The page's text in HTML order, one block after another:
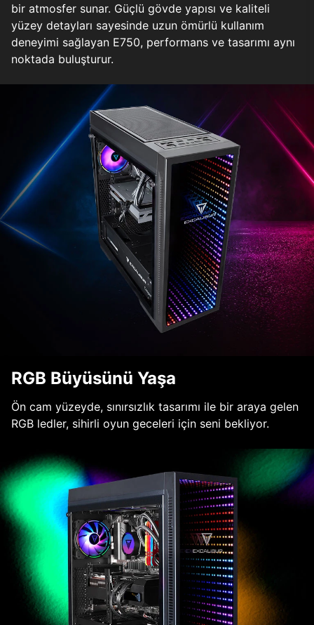
bir atmosfer sunar. Güçlü gövde yapısı ve kaliteli
yüzey detayları sayesinde uzun ömürlü kullanım
deneyimi sağlayan E750, performans ve tasarımı aynı
noktada buluşturur.
RGB Büyüsünü Yaşa
Ön cam yüzeyde, sınırsızlık tasarımı ile bir araya gelen
RGB ledler, sihirli oyun geceleri için seni bekliyor.